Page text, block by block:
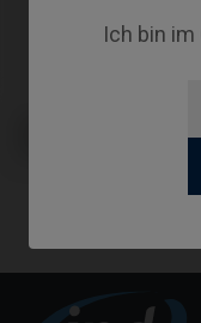
Ich bin
BioHorizons® Tapered